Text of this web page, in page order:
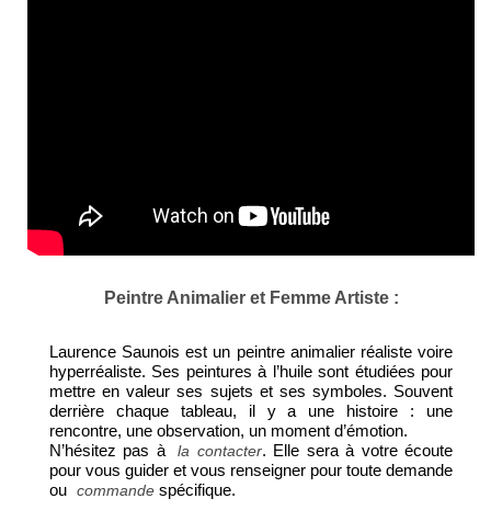
Peintre Animalier et Femme Artiste :
Laurence Saunois est un peintre animalier réaliste voire
hyperréaliste. Ses peintures à l’huile sont étudiées pour
mettre en valeur ses sujets et ses symboles. Souvent
derrière chaque tableau, il y a une histoire : une
rencontre, une observation, un moment d’émotion.
N’hésitez pas à
la contacter. Elle sera à votre écoute
pour vous guider et vous renseigner pour toute demande
ou commande spécifique.